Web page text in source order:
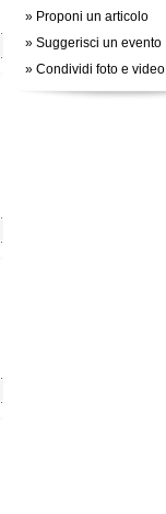
» Proponi un articolo
» Suggerisci un evento
» Condividi foto e video